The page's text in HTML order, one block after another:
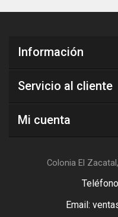
Información
Servicio al cliente
Mi cuenta
Colonia El
Email: